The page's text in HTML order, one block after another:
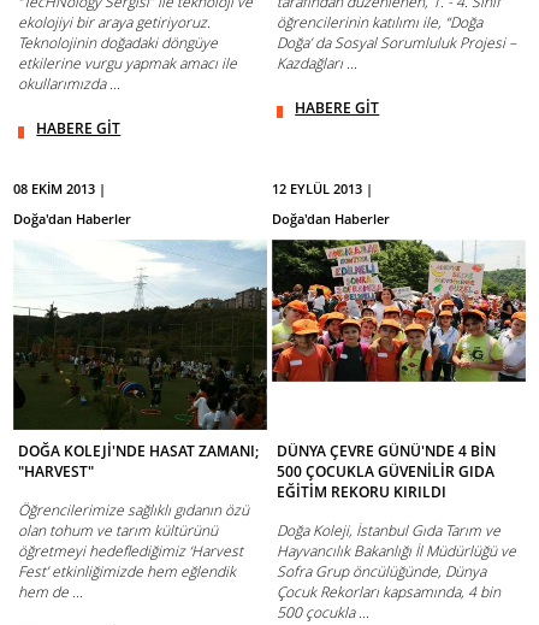
ekolojiyi bir araya getiriyoruz.
Teknolojinin doğadaki döngüye
etkilerine vurgu yapmak amacı ile
okullarımızda ...
HABERE GİT
öğrencilerinin katılımı ile, “Doğa
Doğa’ da Sosyal Sorumluluk Projesi –
Kazdağları ...
HABERE GİT
08 EKİM 2013 |
Doğa'dan Haberler
DOĞA KOLEJİ'NDE HASAT ZAMANI;
"HARVEST"
Öğrencilerimize sağlıklı gıdanın özü
olan tohum ve tarım kültürünü
öğretmeyi hedeflediğimiz ‘Harvest
Fest’ etkinliğimizde hem eğlendik
hem de ...
12 EYLÜL 2013 |
Doğa'dan Haberler
DÜNYA ÇEVRE GÜNÜ'NDE 4 BİN
500 ÇOCUKLA GÜVENİLİR GIDA
EĞİTİM REKORU KIRILDI
Doğa Koleji, İstanbul Gıda Tarım ve
Hayvancılık Bakanlığı İl Müdürlüğü ve
Sofra Grup öncülüğünde, Dünya
Çocuk Rekorları kapsamında, 4 bin
500 çocukla ...